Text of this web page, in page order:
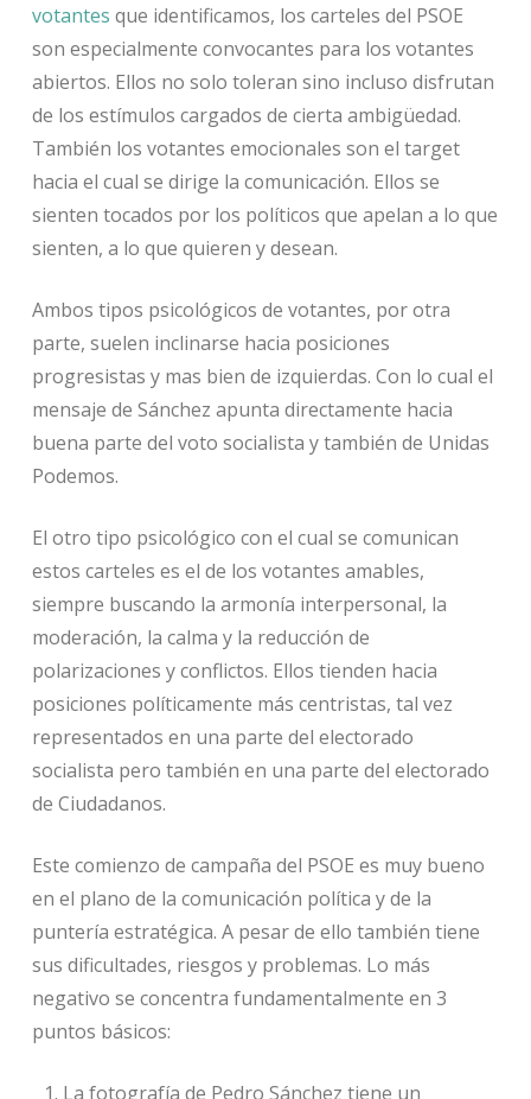
votantes que identificamos, los carteles del PSOE
son especialmente convocantes para los votantes
abiertos. Ellos no solo toleran sino incluso disfrutan
de los estímulos cargados de cierta ambigüedad.
También los votantes emocionales son el target
hacia el cual se dirige la comunicación. Ellos se
sienten tocados por los políticos que apelan a lo que
sienten, a lo que quieren y desean.
Ambos tipos psicológicos de votantes, por otra
parte, suelen inclinarse hacia posiciones
progresistas y mas bien de izquierdas. Con lo cual el
mensaje de Sánchez apunta directamente hacia
buena parte del voto socialista y también de Unidas
Podemos.
El otro tipo psicológico con el cual se comunican
estos carteles es el de los votantes amables,
siempre buscando la armonía interpersonal, la
moderación, la calma y la reducción de
polarizaciones y conflictos. Ellos tienden hacia
posiciones políticamente más centristas, tal vez
representados en una parte del electorado
socialista pero también en una parte del electorado
de Ciudadanos.
Este comienzo de campaña del PSOE es muy bueno
en el plano de la comunicación política y de la
puntería estratégica. A pesar de ello también tiene
sus dificultades, riesgos y problemas. Lo más
negativo se concentra fundamentalmente en 3
puntos básicos:
La fotografía de Pedro Sánchez tiene un